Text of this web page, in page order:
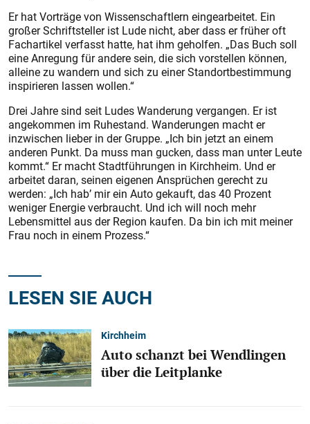
Er hat Vorträge von Wissenschaftlern eingearbeitet. Ein
großer Schriftsteller ist Lude nicht, aber dass er früher oft
Fachartikel verfasst hatte, hat ihm geholfen. „Das Buch soll
eine Anregung für andere sein, die sich vorstellen können,
alleine zu wandern und sich zu einer Standortbestimmung
inspirieren lassen wollen.“
Drei Jahre sind seit Ludes Wanderung vergangen. Er ist
angekommen im Ruhestand. Wanderungen macht er
inzwischen lieber in der Gruppe. „Ich bin jetzt an einem
anderen Punkt. Da muss man gucken, dass man unter Leute
kommt.“ Er macht Stadtführungen in Kirchheim. Und er
arbeitet daran, seinen eigenen Ansprüchen gerecht zu
werden: „Ich hab’ mir ein Auto gekauft, das 40 Prozent
weniger Energie verbraucht. Und ich will noch mehr
Lebensmittel aus der Region kaufen. Da bin ich mit meiner
Frau noch in einem Prozess.“
LESEN SIE AUCH
Kirchheim
Auto schanzt bei Wendlingen
über die Leitplanke